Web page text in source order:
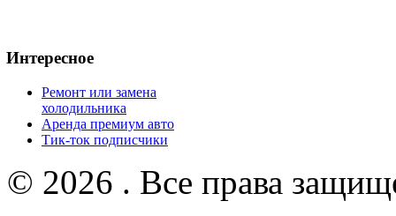
Интересное
Ремонт или замена
холодильника
Аренда премиум авто
Тик-ток подписчики
© 2026 . Все права